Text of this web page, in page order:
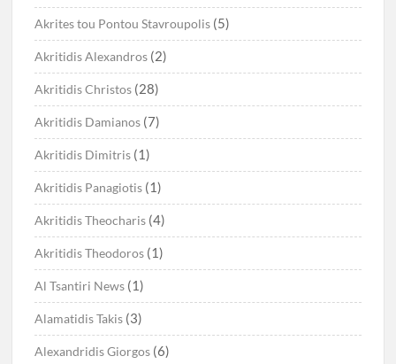
Akrites tou Pontou Stavroupolis (5)
Akritidis Alexandros (2)
Akritidis Christos (28)
Akritidis Damianos (7)
Akritidis Dimitris (1)
Akritidis Panagiotis (1)
Akritidis Theocharis (4)
Akritidis Theodoros (1)
Al Tsantiri News (1)
Alamatidis Takis (3)
Alexandridis Giorgos (6)